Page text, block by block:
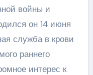
войны и
он 14 июня
служба в крови
раннего
интерес к